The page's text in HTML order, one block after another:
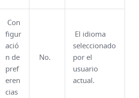
Con
figur
ació
n de
pref
eren
cias
No.
El idioma
seleccionado
por el
usuario
actual.